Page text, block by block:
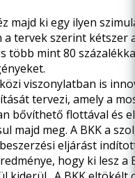
majd ki egy ilyen
tervek szerint kétszer
több mint 80
viszonylatban is
tervezi, amely a
bővíthető flottával és
majd meg. A BKK a
eljárást
hogy ki lesz a